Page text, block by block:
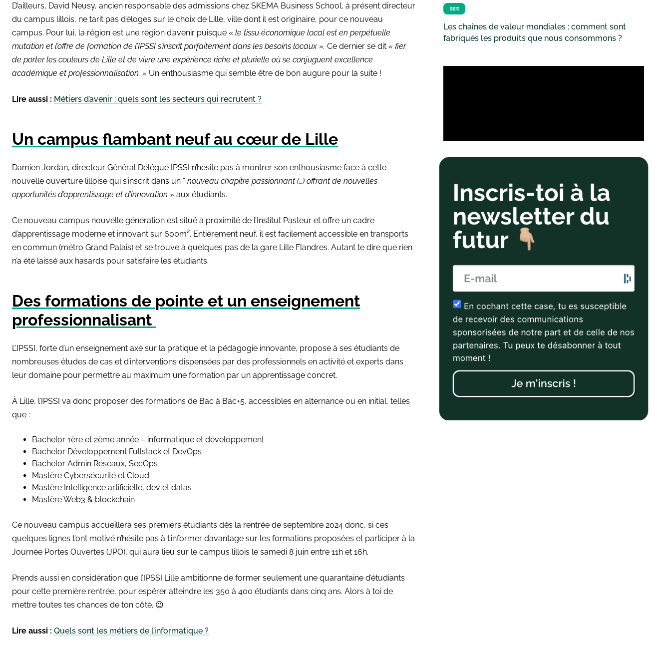
D’ailleurs, David Neusy, ancien responsable des admissions chez SKEMA Business School, à présent directeur
du campus lillois, ne tarit pas d’éloges sur le choix de Lille, ville dont il est originaire, pour ce nouveau
campus. Pour lui, la région est une région d’avenir puisque « le tissu économique local est en perpétuelle
mutation et l’offre de formation de l’IPSSI s’inscrit parfaitement dans les besoins locaux ». Ce dernier se dit « fier
de porter les couleurs de Lille et de vivre une expérience riche et plurielle où se conjuguent excellence
académique et professionnalisation. » Un enthousiasme qui semble être de bon augure pour la suite !
Lire aussi : Métiers d’avenir : quels sont les secteurs qui recrutent ?
Un campus flambant neuf au cœur de Lille
Damien Jordan, directeur Général Délégué IPSSI n’hésite pas à montrer son enthousiasme face à cette
nouvelle ouverture lilloise qui s’inscrit dans un “ nouveau chapitre passionnant (…) offrant de nouvelles
opportunités d’apprentissage et d’innovation » aux étudiants.
Ce nouveau campus nouvelle génération est situé à proximité de l’Institut Pasteur et offre un cadre
d’apprentissage moderne et innovant sur 600m². Entièrement neuf, il est facilement accessible en transports
en commun (métro Grand Palais) et se trouve à quelques pas de la gare Lille Flandres. Autant te dire que rien
n’a été laissé aux hasards pour satisfaire les étudiants.
Des formations de pointe et un enseignement
professionnalisant
L’IPSSI, forte d’un enseignement axé sur la pratique et la pédagogie innovante, propose à ses étudiants de
nombreuses études de cas et d’interventions dispensées par des professionnels en activité et experts dans
leur domaine pour permettre au maximum une formation par un apprentissage concret.
À Lille, l’IPSSI va donc proposer des formations de Bac à Bac+5, accessibles en alternance ou en initial, telles
que :
Bachelor 1ère et 2ème année – informatique et développement
Bachelor Développement Fullstack et DevOps
Bachelor Admin Réseaux, SecOps
Mastère Cybersécurité et Cloud
Mastère Intelligence artificielle, dev et datas
Mastère Web3 & blockchain
Ce nouveau campus accueillera ses premiers étudiants dès la rentrée de septembre 2024 donc, si ces
quelques lignes t’ont motivé n’hésite pas à t’informer davantage sur les formations proposées et participer à la
Journée Portes Ouvertes (JPO), qui aura lieu sur le campus lillois le samedi 8 juin entre 11h et 16h.
Prends aussi en considération que l’IPSSI Lille ambitionne de former seulement une quarantaine d’étudiants
pour cette première rentrée, pour espérer atteindre les 350 à 400 étudiants dans cinq ans. Alors à toi de
mettre toutes tes chances de ton côté. 😉
Lire aussi : Quels sont les métiers de l’informatique ?
SES
Les chaînes de valeur mondiales : comment sont
fabriqués les produits que nous consommons ?